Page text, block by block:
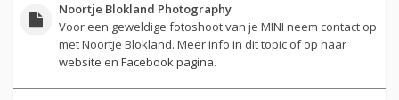
Noortje Blokland Photography
Voor een geweldige fotoshoot van je MINI neem contact op
met Noortje Blokland. Meer info in dit topic of op haar
website en Facebook pagina.